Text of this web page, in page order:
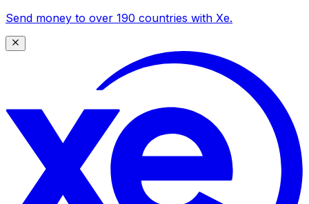
Send money to over 190 countries with Xe.